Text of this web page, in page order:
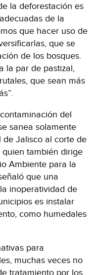
la deforestación es
de la
que hacer uso de
que se
de los bosques.
la par de pastizal,
que sean más
del
sanea solamente
Jalisco al corte de
quien también dirige
Ambiente para la
que una
inoperatividad de
es instalar
como humedales
para
muchas veces no
tratamiento por los